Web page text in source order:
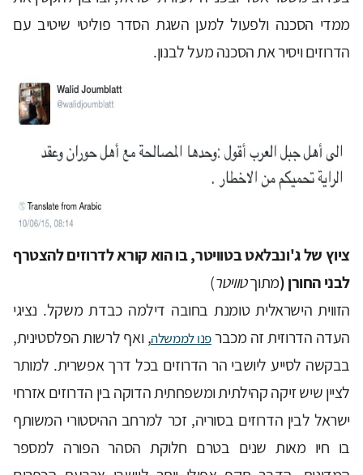
ממדי הסכנה ולפעול למען השגת הסדר פוליטי שיטיב עם
הדרוזים ויסיר את הסכנה מעל לבנון.
ציוץ של ג'ונבלאט בטוויטר, בו הוא קורא לדרוזים להצטרף
לבני החורן (מתוךטוויטר)
הזווית הישראלית טומנת בחובה דילמה כבדת משקל. נציגי
העדה הדרוזית זה מכברפנו לממשלה, ואף לרשות הפלסטינית,
בבקשה לסייע ליושבי הר הדרוזים בכל דרך אפשרית. למותר
לציין שיש זיקה קהילתית ומשפחתית הדוקה בין הדרוזים אזרחי
ישראל לבין הדרוזים בסוריה, זכר למרחב ההיסטורי המשותף
בו חיו מאות שנים בטרם חלוקת הסהר הפורה למספר